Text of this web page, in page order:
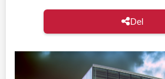
Del